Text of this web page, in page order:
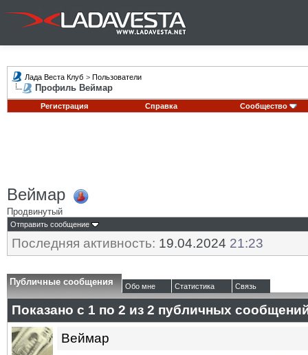
Лада Веста Клуб > Пользователи
Профиль Веймар
Регистрация Справка Сообщество
Веймар
Продвинутый
Отправить сообщение
Последняя активность: 19.04.2024 21:23
Публичные сообщения Обо мне Статистика Связь
Показано с 1 по 2 из 2 публичных
Веймар